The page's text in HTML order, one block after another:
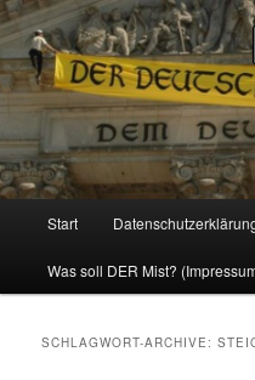
Reizzentrum
Politik, Wirtschaft, Soziales und
Zum
Inhalt
Zum
sekundären
Start
Was soll DER Mist?
SCHLAGWORT-ARCHIVE: